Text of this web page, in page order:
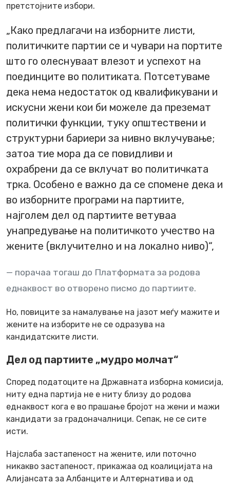
претстојните избори.
„Како предлагачи на изборните листи,
политичките партии се и чувари на портите
што го олеснуваат влезот и успехот на
поединците во политиката. Потсетуваме
дека нема недостаток од квалификувани и
искусни жени кои би можеле да преземат
политички функции, туку општествени и
структурни бариери за нивно вклучување;
затоа тие мора да се повидливи и
охрабрени да се вклучат во политичката
трка. Особено е важно да се спомене дека и
во изборните програми на партиите,
најголем дел од партиите ветуваа
унапредување на политичкото учество на
жените (вклучително и на локално ниво)“,
порачаа тогаш до Платформата за родова
еднаквост во отворено писмо до партиите.
Но, повиците за намалување на јазот меѓу мажите и
жените на изборите не се одразува на
кандидатските листи.
Дел од партиите „мудро молчат“
Според податоците на Државната изборна комисија,
ниту една партија не е ниту близу до родова
еднаквост кога е во прашање бројот на жени и мажи
кандидати за градоначалници. Сепак, не се сите
исти.
Најслаба застапеност на жените, или поточно
никакво застапеност, прикажаа од коалицијата на
Алијансата за Албанците и Алтернатива и од